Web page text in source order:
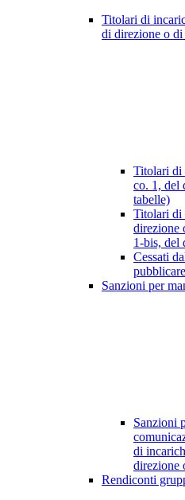
Titolari di
di direzione o
Titolari di
co. 1, del
tabelle)
Titolari di
direzione
1-bis, del
Cessati
Sanzioni per
Sanzioni
di
direzione
Rendiconti